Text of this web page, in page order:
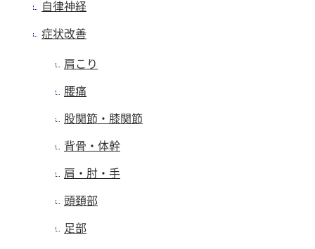
自律神経
症状改善
肩こり
腰痛
股関節・膝関節
背骨・体幹
肩・肘・手
頭頚部
足部